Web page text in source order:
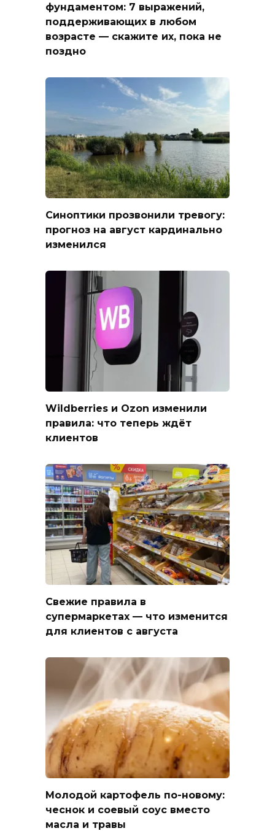
фундаментом: 7 выражений,
поддерживающих в любом
возрасте — скажите их, пока не
поздно
Синоптики прозвонили тревогу:
прогноз на август кардинально
изменился
Wildberries и Ozon изменили
правила: что теперь ждёт
клиентов
Свежие правила в
супермаркетах — что изменится
для клиентов с августа
Молодой картофель по-новому:
чеснок и соевый соус вместо
масла и травы